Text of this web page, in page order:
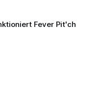
Fever Pit'ch